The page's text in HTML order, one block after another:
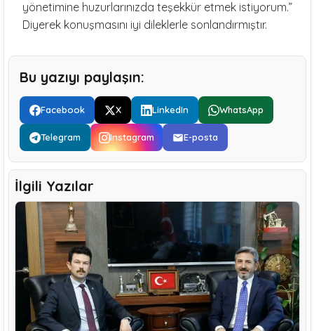
yönetimine huzurlarınızda teşekkür etmek istiyorum.”
Diyerek konuşmasını iyi dileklerle sonlandırmıştır.
Bu yazıyı paylaşın:
Facebook X LinkedIn WhatsApp
Telegram Instagram E-posta
İlgili Yazılar